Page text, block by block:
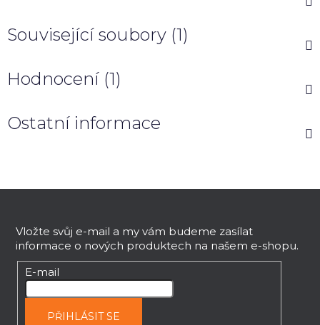
Související soubory (1)
Hodnocení (1)
Ostatní informace
Vložte svůj e-mail a my vám budeme zasílat
informace o nových produktech na našem e-shopu.
E-mail
PŘIHLÁSIT SE